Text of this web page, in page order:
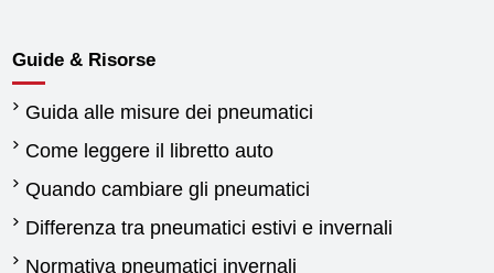
Guide & Risorse
Guida alle misure dei pneumatici
Come leggere il libretto auto
Quando cambiare gli pneumatici
Differenza tra pneumatici estivi e invernali
Normativa pneumatici invernali